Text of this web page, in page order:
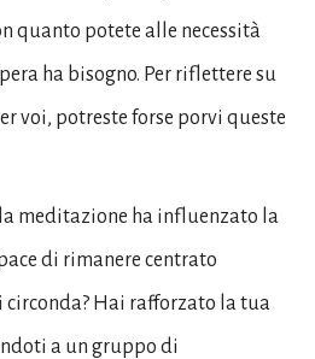
quanto potete alle necessità
ha bisogno. Per riflettere su
voi, potreste forse porvi queste
meditazione ha influenzato la
di rimanere centrato
circonda? Hai rafforzato la tua
a un gruppo di